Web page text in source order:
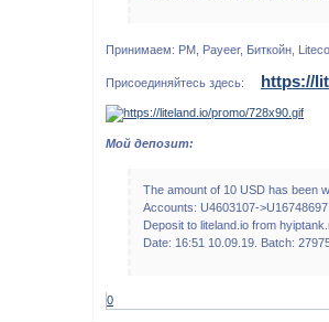
Принимаем: PM, Payeer, Биткойн,
Присоединяйтесь здесь: https://
Мой депозит:
The amount of 10 USD has been
Accounts: U4603107-
Deposit to liteland.io from
Date: 16:51 10.09.19. Batch:
0